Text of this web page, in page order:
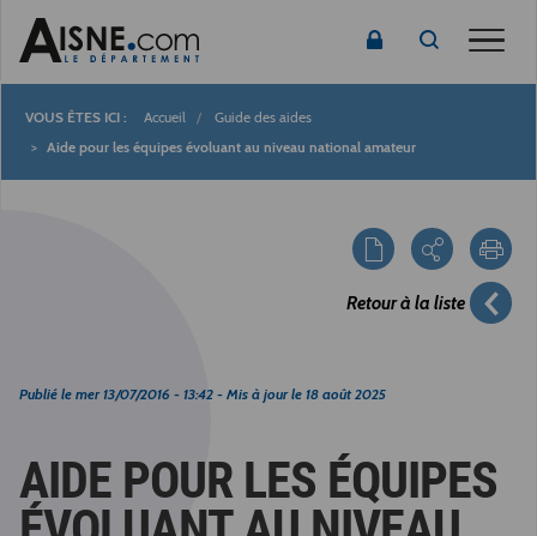
Fil
Accueil
Guide des aides
Aide pour les équipes évoluant au niveau national amateur
Retour à la liste
Publié le mer 13/07/2016 - 13:42 - Mis à jour le 18 août 2025
AIDE POUR LES ÉQUIPES